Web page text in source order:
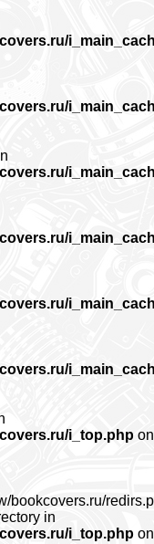
i_top.php on
bookcovers.ru/
in
i_top.php on